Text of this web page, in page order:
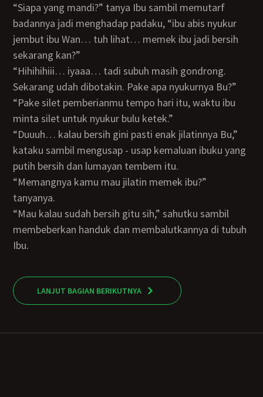
“Siapa yang mandi?” tanya Ibu sambil memutarf
badannya jadi menghadap padaku, “ibu abis nyukur
jembut ibu Wan… tuh lihat… memek ibu jadi bersih
sekarang kan?”
“Hihihihiii… iyaaa… tadi subuh masih gondrong.
Sekarang udah dibotakin. Pake apa nyukurnya Bu?”
“Pake silet pemberianmu tempo hari itu, waktu ibu
minta silet untuk nyukur bulu ketek.”
“Duuuh… kalau bersih gini pasti enak jilatinnya Bu,”
kataku sambil mengusap - usap kemaluan ibuku yang
putih bersih dan lumayan tembem itu.
“Memangnya kamu mau jilatin memek ibu?”
tanyanya.
“Mau kalau sudah bersih gitu sih,” sahutku sambil
membeberkan handuk dan membalutkannya di tubuh
Ibu.
LANJUT BAGIAN BERIKUTNYA